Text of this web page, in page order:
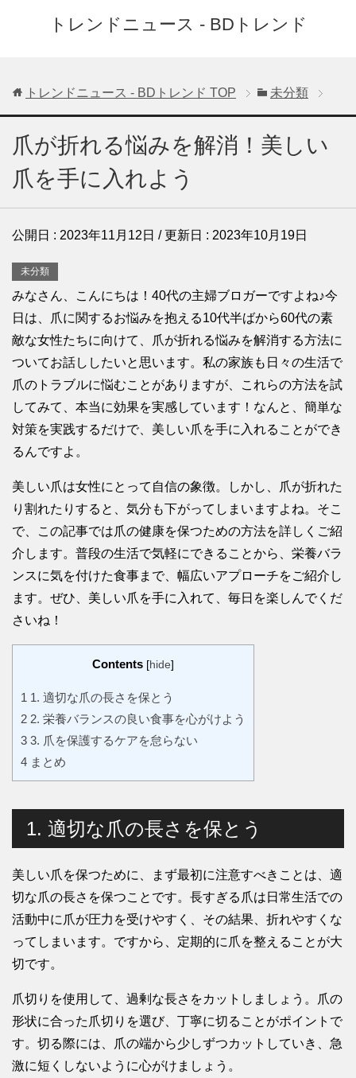
トレンドニュース - BDトレンド
トレンドニュース - BDトレンド TOP 未分類
爪が折れる悩みを解消！美しい
爪を手に入れよう
公開日 : 2023年11月12日 / 更新日 : 2023年10月19日
未分類
みなさん、こんにちは！40代の主婦ブロガーですよね♪今
日は、爪に関するお悩みを抱える10代半ばから60代の素
敵な女性たちに向けて、爪が折れる悩みを解消する方法に
ついてお話ししたいと思います。私の家族も日々の生活で
爪のトラブルに悩むことがありますが、これらの方法を試
してみて、本当に効果を実感しています！なんと、簡単な
対策を実践するだけで、美しい爪を手に入れることができ
るんですよ。
美しい爪は女性にとって自信の象徴。しかし、爪が折れた
り割れたりすると、気分も下がってしまいますよね。そこ
で、この記事では爪の健康を保つための方法を詳しくご紹
介します。普段の生活で気軽にできることから、栄養バラ
ンスに気を付けた食事まで、幅広いアプローチをご紹介し
ます。ぜひ、美しい爪を手に入れて、毎日を楽しんでくだ
さいね！
Contents [hide]
1 1. 適切な爪の長さを保とう
2 2. 栄養バランスの良い食事を心がけよう
3 3. 爪を保護するケアを怠らない
4 まとめ
1. 適切な爪の長さを保とう
美しい爪を保つために、まず最初に注意すべきことは、適
切な爪の長さを保つことです。長すぎる爪は日常生活での
活動中に爪が圧力を受けやすく、その結果、折れやすくな
ってしまいます。ですから、定期的に爪を整えることが大
切です。
爪切りを使用して、過剰な長さをカットしましょう。爪の
形状に合った爪切りを選び、丁寧に切ることがポイントで
す。切る際には、爪の端から少しずつカットしていき、急
激に短くしないように心がけましょう。